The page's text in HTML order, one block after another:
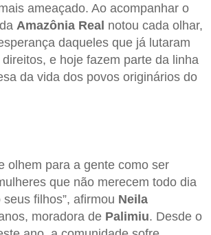
ameaçado. Ao acompanhar o
Amazônia Real notou cada olhar,
daqueles que já lutaram
e hoje fazem parte da linha
da vida dos povos originários do
olhem para a gente como ser
que não merecem todo dia
filhos”, afirmou Neila
moradora de Palimiu. Desde o